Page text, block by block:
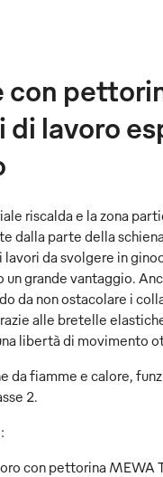
di lavoro
riscalda e la zona
dalla parte della
da svolgere in
grande vantaggio.
da non ostacolare i
alle bretelle
libertà di movimento
da fiamme e calore,
2.
con pettorina MEWA